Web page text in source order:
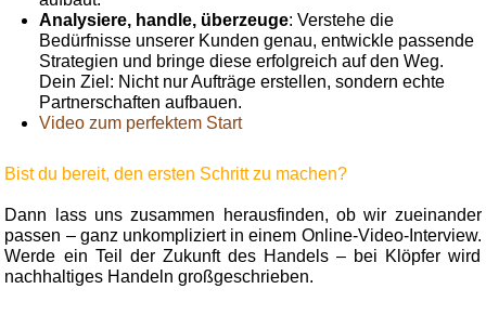
Analysiere, handle, überzeuge: Verstehe die
Bedürfnisse unserer Kunden genau, entwickle passende
Strategien und bringe diese erfolgreich auf den Weg.
Dein Ziel: Nicht nur Aufträge erstellen, sondern echte
Partnerschaften aufbauen.
Video zum perfektem Start
Bist du bereit, den ersten Schritt zu machen?
Dann lass uns zusammen herausfinden, ob wir zueinander
passen – ganz unkompliziert in einem Online-Video-Interview.
Werde ein Teil der Zukunft des Handels – bei Klöpfer wird
nachhaltiges Handeln großgeschrieben.